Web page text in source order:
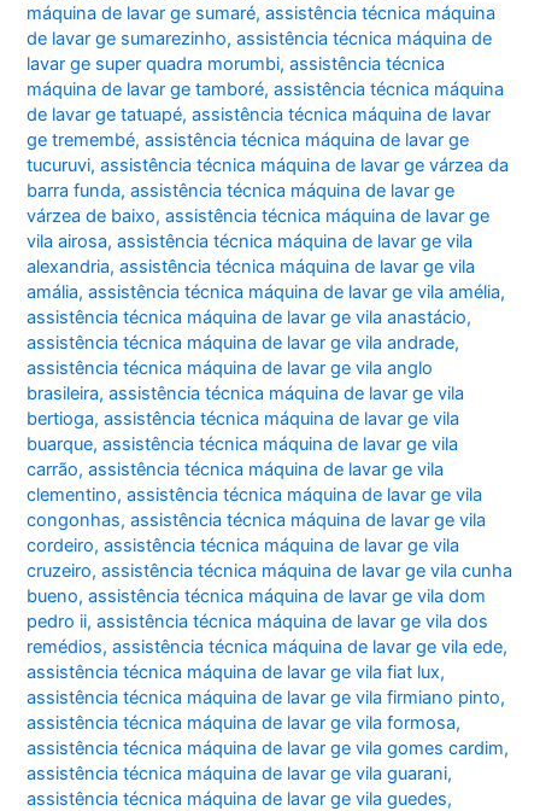
máquina de lavar ge sumaré,assistência técnica máquina
de lavar ge sumarezinho,assistência técnica máquina de
lavar ge super quadra morumbi,assistência técnica
máquina de lavar ge tamboré,assistência técnica máquina
de lavar ge tatuapé,assistência técnica máquina de lavar
ge tremembé,assistência técnica máquina de lavar ge
tucuruvi,assistência técnica máquina de lavar ge várzea da
barra funda,assistência técnica máquina de lavar ge
várzea de baixo,assistência técnica máquina de lavar ge
vila airosa,assistência técnica máquina de lavar ge vila
alexandria,assistência técnica máquina de lavar ge vila
amália,assistência técnica máquina de lavar ge vila amélia,
assistência técnica máquina de lavar ge vila anastácio,
assistência técnica máquina de lavar ge vila andrade,
assistência técnica máquina de lavar ge vila anglo
brasileira,assistência técnica máquina de lavar ge vila
bertioga,assistência técnica máquina de lavar ge vila
buarque,assistência técnica máquina de lavar ge vila
carrão,assistência técnica máquina de lavar ge vila
clementino,assistência técnica máquina de lavar ge vila
congonhas,assistência técnica máquina de lavar ge vila
cordeiro,assistência técnica máquina de lavar ge vila
cruzeiro,assistência técnica máquina de lavar ge vila cunha
bueno,assistência técnica máquina de lavar ge vila dom
pedro ii,assistência técnica máquina de lavar ge vila dos
remédios,assistência técnica máquina de lavar ge vila ede,
assistência técnica máquina de lavar ge vila fiat lux,
assistência técnica máquina de lavar ge vila firmiano pinto,
assistência técnica máquina de lavar ge vila formosa,
assistência técnica máquina de lavar ge vila gomes cardim,
assistência técnica máquina de lavar ge vila guarani,
assistência técnica máquina de lavar ge vila guedes,